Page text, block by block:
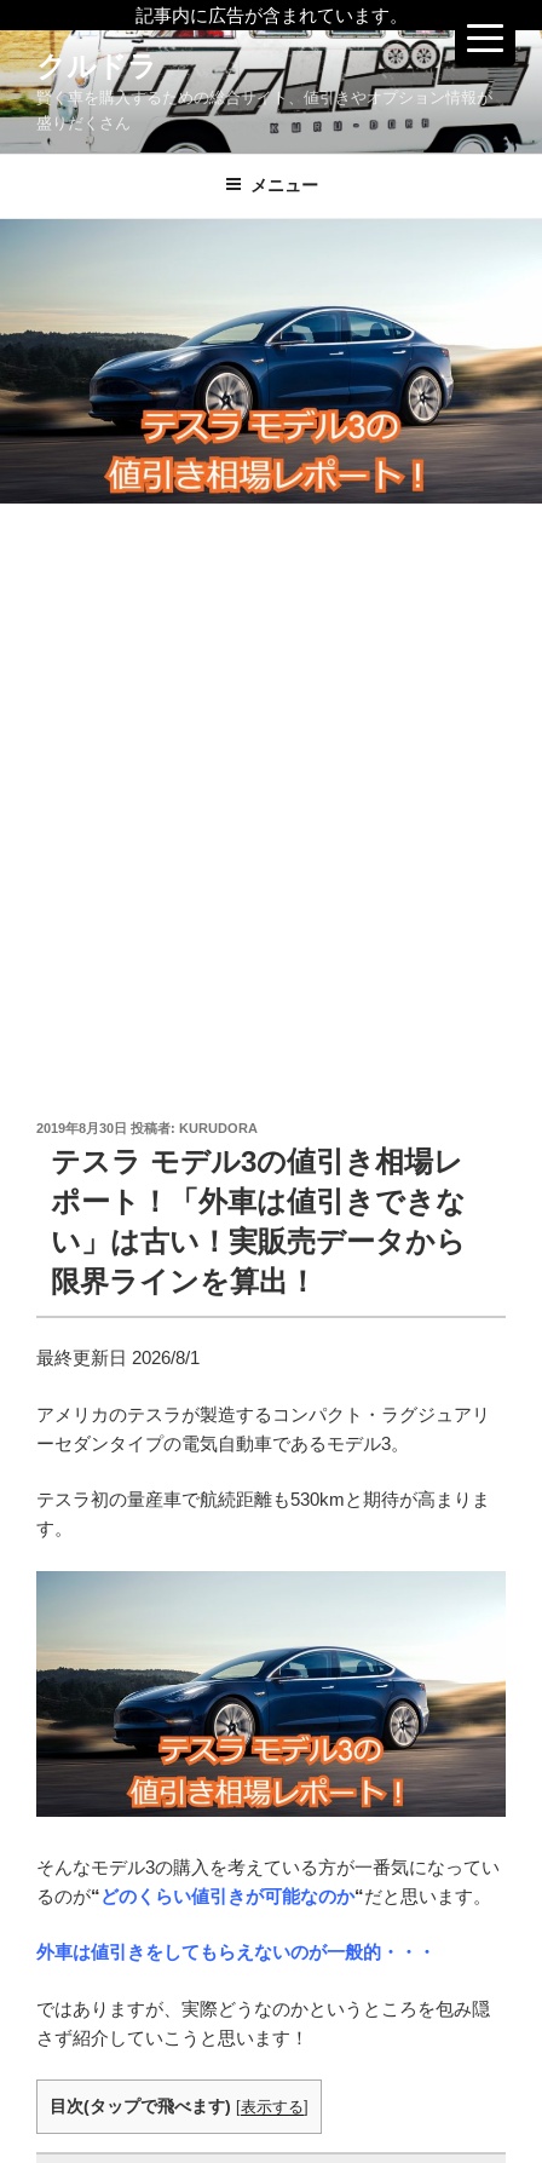
記事内に広告が含まれています。
コ
ン
テ
ツ
ス
クルドラ
賢く車を購入するための総合サイト、値引きやオプション情報が
盛りだくさん
メニュー
投
2019年8月30日 投稿者: KURUDORA
テスラ モデル3の値引き相場レ
ポート！「外車は値引きできな
い」は古い！実販売データから
限界ラインを算出！
最終更新日 2026/8/1
アメリカのテスラが製造するコンパクト・ラグジュアリ
ーセダンタイプの電気自動車であるモデル3。
テスラ初の量産車で航続距離も530kmと期待が高まりま
す。
そんなモデル3の購入を考えている方が一番気になってい
るのが“どのくらい値引きが可能なのか“だと思います。
外車は値引きをしてもらえないのが一般的・・・
ではありますが、実際どうなのかというところを包み隠
さず紹介していこうと思います！
目次(タップで飛べます) [表示する]